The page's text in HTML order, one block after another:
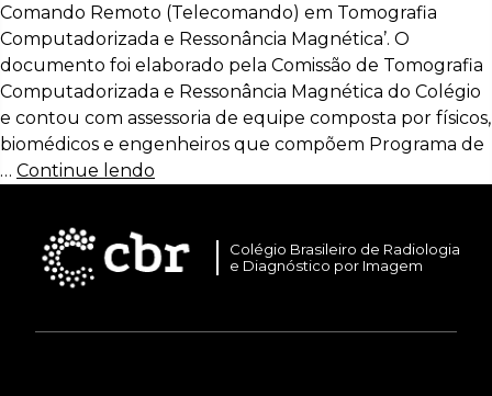
Comando Remoto (Telecomando) em Tomografia
Computadorizada e Ressonância Magnética’. O
documento foi elaborado pela Comissão de Tomografia
Computadorizada e Ressonância Magnética do Colégio
e contou com assessoria de equipe composta por físicos,
biomédicos e engenheiros que compõem Programa de
… Continue lendo
Colégio Brasileiro de Radiologia
e Diagnóstico por Imagem